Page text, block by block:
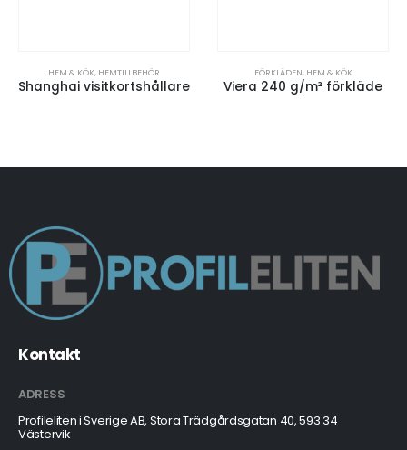
HEM & KÖK, HEMTILLBEHÖR
Shanghai visitkortshållare
FÖRKLÄDEN, HEM & KÖK
Viera 240 g/m² förkläde
Kontakt
ADRESS
Profileliten i Sverige AB, Stora Trädgårdsgatan 40, 593 34
Västervik